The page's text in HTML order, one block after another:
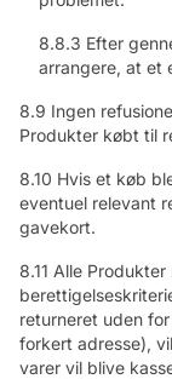
8.8.3 Efter
arrangere, at et
8.9 Ingen
Produkter købt til
8.10 Hvis et køb
eventuel relevant
gavekort.
8.11 Alle
returneret uden
forkert adresse),
varer vil blive